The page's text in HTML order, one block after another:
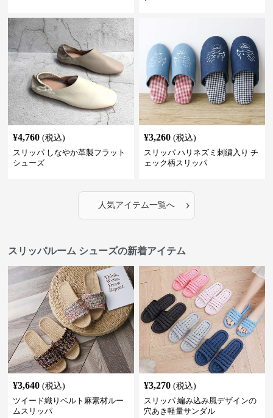
¥4,760 (税込)
スリッパ しなやか革製フラット
シューズ
¥3,260 (税込)
スリッパ ハリネズミ刺繍入り チ
ェック柄スリッパ
人気アイテム一覧へ ›
スリッパルーム シューズの新着アイテム
¥3,640 (税込)
ツイード織りベルト麻素材ルー
ムスリッパ
¥3,270 (税込)
スリッパ 編み込み風デザインの
穴あき軽量サンダル